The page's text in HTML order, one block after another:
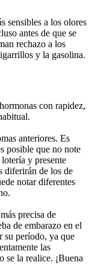
sensibles a los olores
antes de que se
rechazo a los
y la gasolina.
con rapidez,
anteriores. Es
posible que no note
y presente
diferirán de los de
notar diferentes
precisa de
de embarazo en el
su período, ya que
las
se la realice. ¡Buena